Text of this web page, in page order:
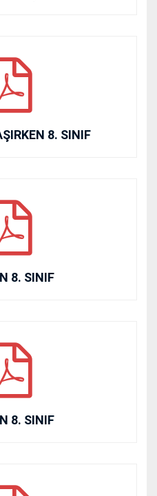
8. SINIF
8. SINIF
8. SINIF